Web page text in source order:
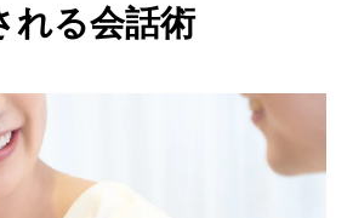
方へ
比較
比較
比較
れる会話術